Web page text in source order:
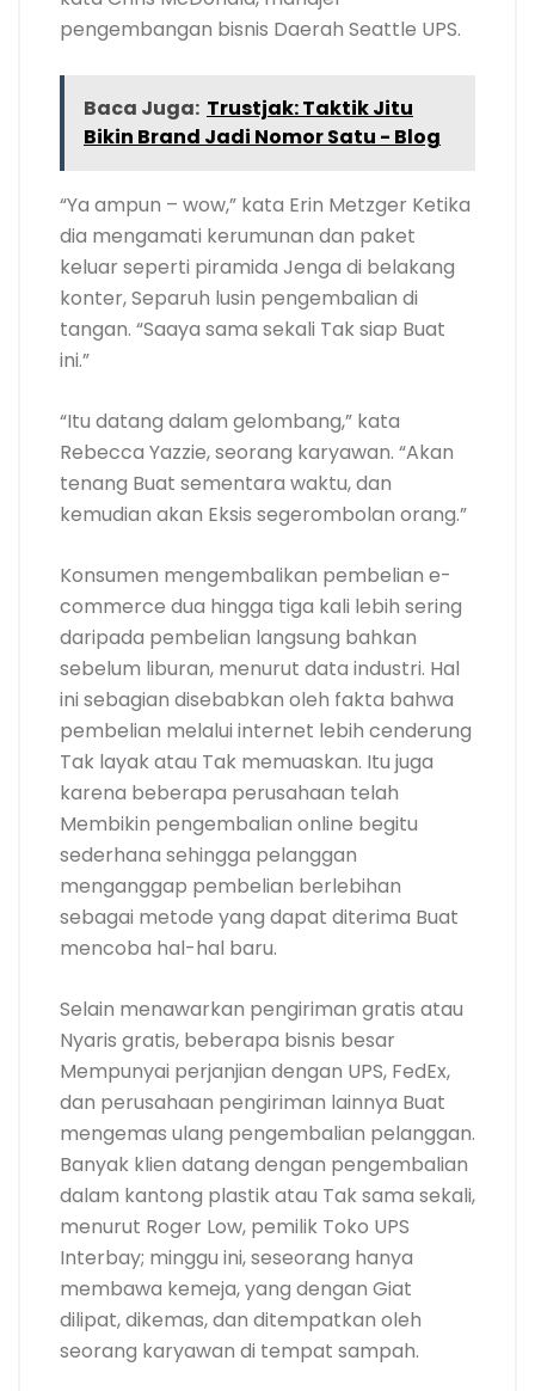
pengembangan bisnis Daerah Seattle UPS.
Baca Juga: Trustjak: Taktik Jitu
Bikin Brand Jadi Nomor Satu - Blog
“Ya ampun – wow,” kata Erin Metzger Ketika
dia mengamati kerumunan dan paket
keluar seperti piramida Jenga di belakang
konter, Separuh lusin pengembalian di
tangan. “Saaya sama sekali Tak siap Buat
ini.”
“Itu datang dalam gelombang,” kata
Rebecca Yazzie, seorang karyawan. “Akan
tenang Buat sementara waktu, dan
kemudian akan Eksis segerombolan orang.”
Konsumen mengembalikan pembelian e-
commerce dua hingga tiga kali lebih sering
daripada pembelian langsung bahkan
sebelum liburan, menurut data industri. Hal
ini sebagian disebabkan oleh fakta bahwa
pembelian melalui internet lebih cenderung
Tak layak atau Tak memuaskan. Itu juga
karena beberapa perusahaan telah
Membikin pengembalian online begitu
sederhana sehingga pelanggan
menganggap pembelian berlebihan
sebagai metode yang dapat diterima Buat
mencoba hal-hal baru.
Selain menawarkan pengiriman gratis atau
Nyaris gratis, beberapa bisnis besar
Mempunyai perjanjian dengan UPS, FedEx,
dan perusahaan pengiriman lainnya Buat
mengemas ulang pengembalian pelanggan.
Banyak klien datang dengan pengembalian
dalam kantong plastik atau Tak sama sekali,
menurut Roger Low, pemilik Toko UPS
Interbay; minggu ini, seseorang hanya
membawa kemeja, yang dengan Giat
dilipat, dikemas, dan ditempatkan oleh
seorang karyawan di tempat sampah.